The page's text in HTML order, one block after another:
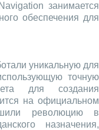
занимается
обеспечения для
уникальную для
точную
для создания
на официальном
революцию в
назначения,